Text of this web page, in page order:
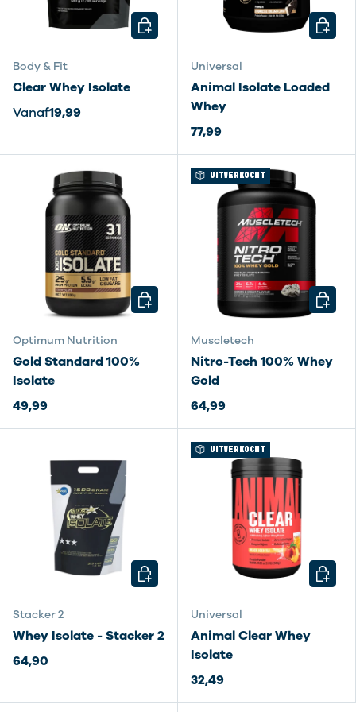
keuzegids
Doe 200-300 ml koud water of plantaardige
melk in je shaker
Voeg 1 schep isolaat eiwitpoeder toe (circa 25-
30 gram)
Varieer door het te verwerken in smoothies,
havermout of bakrecepten
Combineer eventueel met caseïne eiwit
Body & Fit
Clear Whey Isolate
Vanaf19,99
KIES MOGELIJKHEDEN
Universal
Animal Isolate Loaded
Whey
77,99
KIES
Optimum Nutrition
Gold Standard 100%
Isolate
49,99
KIES MOGELIJKHEDEN
UITVERKOCHT
Muscletech
Nitro-Tech 100% Whey
Gold
64,99
KIES
Stacker 2
Whey Isolate - Stacker 2
64,90
KIES MOGELIJKHEDEN
UITVERKOCHT
Universal
Animal Clear Whey
Isolate
32,49
KIES